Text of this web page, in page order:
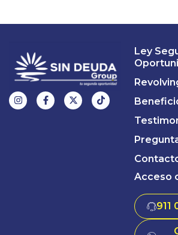
Ley
Acceso
911